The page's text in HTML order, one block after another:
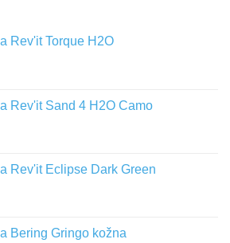
Rev'it Torque H2O
Rev'it Sand 4 H2O Camo
Rev'it Eclipse Dark Green
Bering Gringo kožna